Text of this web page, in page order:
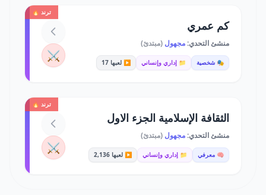
ترند 🔥
كم عمري
منشئ التحدي:مجهول (مبتدئ)
🎭 شخصية 📁 إداري وإنساني ▶️ لعبها 17 ⚔️
ترند 🔥
الثقافة الإسلامية الجزء الاول
منشئ التحدي:مجهول (مبتدئ)
🧠 معرفي 📁 إداري وإنساني ▶️ لعبها 2,136 ⚔️